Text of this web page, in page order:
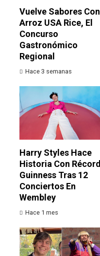
Vuelve Sabores Con
Arroz USA Rice, El
Concurso
Gastronómico
Regional
Hace 3 semanas
Harry Styles Hace
Historia Con Récord
Guinness Tras 12
Conciertos En
Wembley
Hace 1 mes